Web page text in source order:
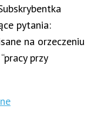
pytania:
na orzeczeniu
przy